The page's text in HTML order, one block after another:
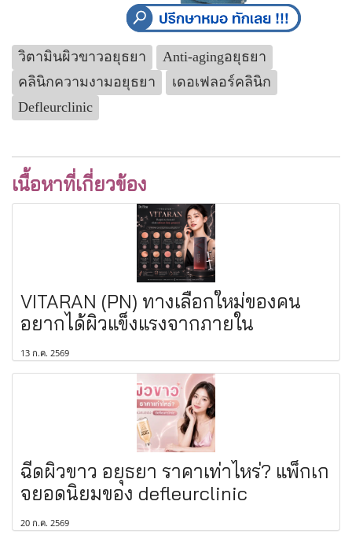
วิตามินผิวขาวอยุธยา
Anti-agingอยุธยา
คลินิกความงามอยุธยา
เดอเฟลอร์คลินิก
Defleurclinic
เนื้อหาที่เกี่ยวข้อง
VITARAN (PN) ทางเลือกใหม่ของคน
อยากได้ผิวแข็งแรงจากภายใน
13 ก.ค. 2569
ฉีดผิวขาว อยุธยา ราคาเท่าไหร่? แพ็กเก
จยอดนิยมของ defleurclinic
20 ก.ค. 2569